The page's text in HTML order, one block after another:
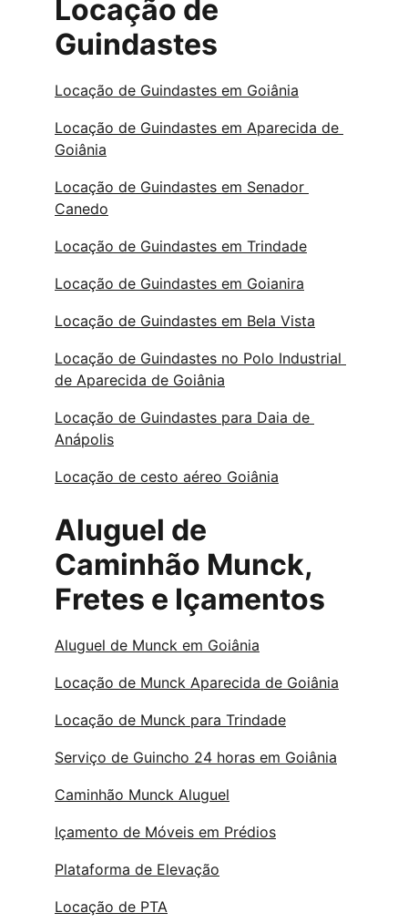
Locação de
Guindastes
Locação de Guindastes em Goiânia
Locação de Guindastes em Aparecida de
Goiânia
Locação de Guindastes em Senador
Canedo
Locação de Guindastes em Trindade
Locação de Guindastes em Goianira
Locação de Guindastes em Bela Vista
Locação de Guindastes no Polo Industrial
de Aparecida de Goiânia
Locação de Guindastes para Daia de
Anápolis
Locação de cesto aéreo Goiânia
Aluguel de
Caminhão Munck,
Fretes e Içamentos
Aluguel de Munck em Goiânia
Locação de Munck Aparecida de Goiânia
Locação de Munck para Trindade
Serviço de Guincho 24 horas em Goiânia
Caminhão Munck Aluguel
Içamento de Móveis em Prédios
Plataforma de Elevação
Locação de PTA